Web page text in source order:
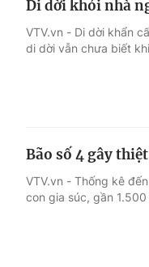
Di dời khỏi nhà
VTV.vn - Di dời khẩn
di dời vẫn chưa biết
Bão số 4 gây
VTV.vn - Thống kê
con gia súc, gần